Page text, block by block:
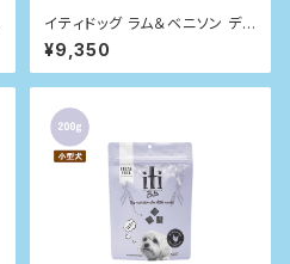
イティドッグ ラム＆ベニソン ディ
ナー 1kg
¥9,350